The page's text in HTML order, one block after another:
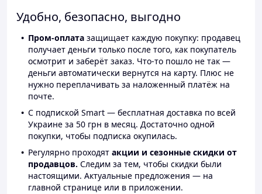
Удобно, безопасно, выгодно
Пром-оплата защищает каждую покупку: продавец
получает деньги только после того, как покупатель
осмотрит и заберёт заказ. Что-то пошло не так —
деньги автоматически вернутся на карту. Плюс не
нужно переплачивать за наложенный платёж на
почте.
С подпиской Smart — бесплатная доставка по всей
Украине за 50 грн в месяц. Достаточно одной
покупки, чтобы подписка окупилась.
Регулярно проходят акции и сезонные скидки от
продавцов. Следим за тем, чтобы скидки были
настоящими. Актуальные предложения — на
главной странице или в приложении.